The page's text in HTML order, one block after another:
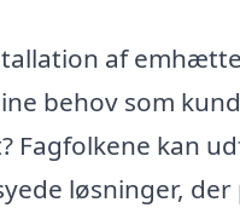
af
behov som
Fagfolkene kan
løsninger, der